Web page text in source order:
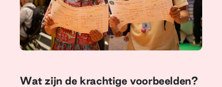
Wat zijn de krachtige voorbeelden?